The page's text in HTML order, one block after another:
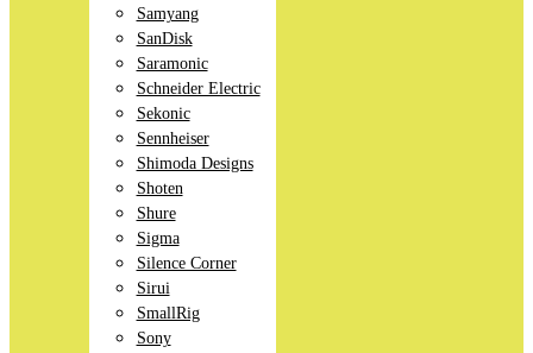
Samyang
SanDisk
Saramonic
Schneider Electric
Sekonic
Sennheiser
Shimoda Designs
Shoten
Shure
Sigma
Silence Corner
Sirui
SmallRig
Sony